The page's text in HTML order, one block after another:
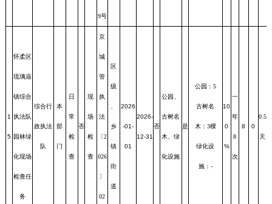
9号
1
5
怀柔区
琉璃庙
镇综合
执法队
园林绿
化现场
检查任
务
综合行
政执法
队
本
部
门
日
常
检
查
否
现
场
检
查
京
城
管
执
法
〔2
026
〕
02
区
级
乡
镇
街
道
2026
-01-
01
2026-
12-31
否
公园、
古树名
木、绿
化设施
是
公园：5
古树名
木：3棵
绿化设
施：-
10
0
%
一
年
8
次
8 0
0.5
天